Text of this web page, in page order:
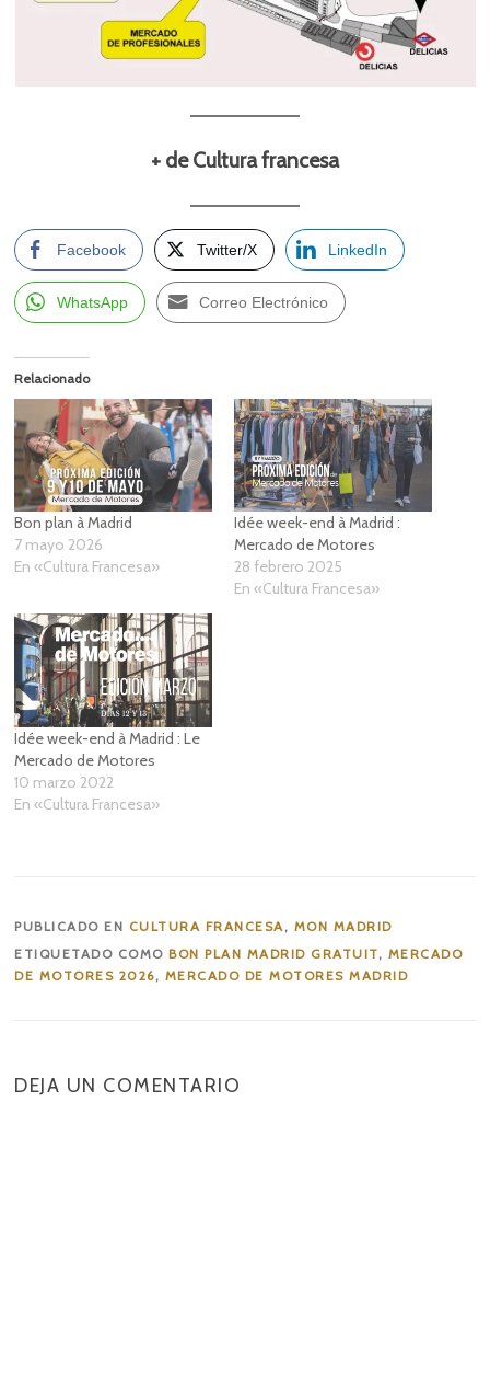
+ de Cultura francesa
Facebook Twitter/X LinkedIn
WhatsApp Correo Electrónico
Relacionado
Bon plan à Madrid
7 mayo 2026
En «Cultura Francesa»
Idée week-end à Madrid :
Mercado de Motores
28 febrero 2025
En «Cultura Francesa»
Idée week-end à Madrid : Le
Mercado de Motores
10 marzo 2022
En «Cultura Francesa»
PUBLICADO EN CULTURA FRANCESA, MON MADRID
ETIQUETADO COMOBON PLAN MADRID GRATUIT, MERCADO
DE MOTORES 2026, MERCADO DE MOTORES MADRID
DEJA UN COMENTARIO